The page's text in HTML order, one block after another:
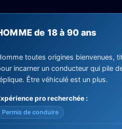
de 18 à 90 ans
toutes origines bienvenues,
incarner un conducteur qui pile
Être véhiculé est un plus.
pro recherchée :
Permis de conduire